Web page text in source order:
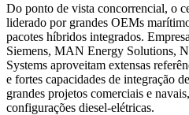
Do ponto de vista concorrencial, o
liderado por grandes OEMs
pacotes híbridos integrados.
Siemens, MAN Energy Solutions,
Systems aproveitam extensas
e fortes capacidades de integração
grandes projetos comerciais e
configurações diesel-elétricas.